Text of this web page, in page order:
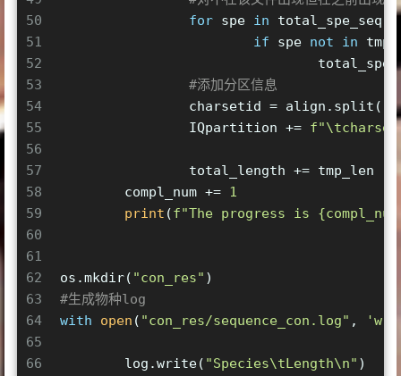
50
51
52
53
54
55
56
57
58
59
60
61
62
63
64
65
66
for spe in
if spe not in
#添加分区信息
		charsetid = align.split(
		IQpartition +=
		total_length += tmp_len
	compl_num +=
1
print (f"The progress is
os.mkdir( "con_res" )
#生成物种log
with
open ( "con_res/sequence_con.log" , 'w'
	log.write(
"Species\tLength\n" )